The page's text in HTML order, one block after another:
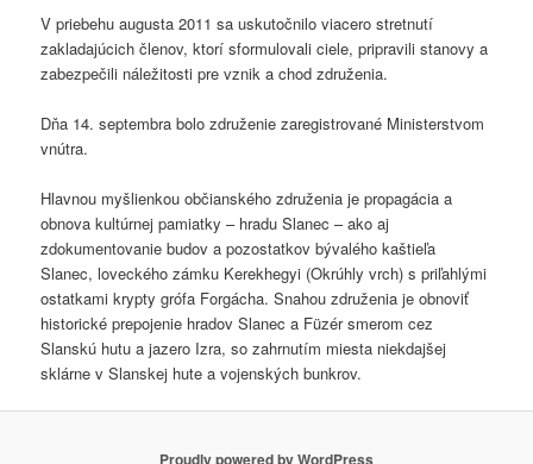
V priebehu augusta 2011 sa uskutočnilo viacero stretnutí
zakladajúcich členov, ktorí sformulovali ciele, pripravili stanovy a
zabezpečili náležitosti pre vznik a chod združenia.
Dňa 14. septembra bolo združenie zaregistrované Ministerstvom
vnútra.
Hlavnou myšlienkou občianského združenia je propagácia a
obnova kultúrnej pamiatky – hradu Slanec – ako aj
zdokumentovanie budov a pozostatkov bývalého kaštieľa
Slanec, loveckého zámku Kerekhegyi (Okrúhly vrch) s priľahlými
ostatkami krypty grófa Forgácha. Snahou združenia je obnoviť
historické prepojenie hradov Slanec a Füzér smerom cez
Slanskú hutu a jazero Izra, so zahrnutím miesta niekdajšej
sklárne v Slanskej hute a vojenských bunkrov.
Proudly powered by WordPress